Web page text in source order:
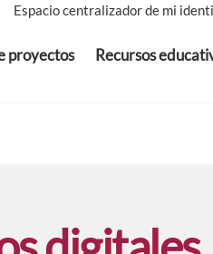
Espacio centralizador de mi
proyectos Recursos